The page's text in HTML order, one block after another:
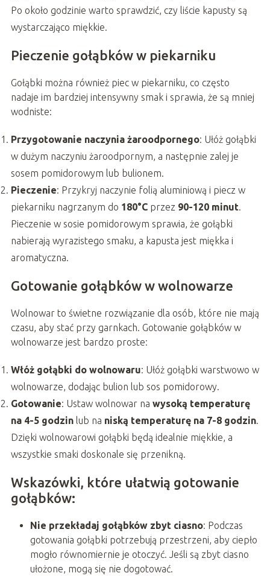
Po około godzinie warto sprawdzić, czy liście kapusty są
wystarczająco miękkie.
Pieczenie gołąbków w piekarniku
Gołąbki można również piec w piekarniku, co często
nadaje im bardziej intensywny smak i sprawia, że są mniej
wodniste:
Przygotowanie naczynia żaroodpornego: Ułóż gołąbki
w dużym naczyniu żaroodpornym, a następnie zalej je
sosem pomidorowym lub bulionem.
Pieczenie: Przykryj naczynie folią aluminiową i piecz w
piekarniku nagrzanym do 180°Cprzez 90-120 minut.
Pieczenie w sosie pomidorowym sprawia, że gołąbki
nabierają wyrazistego smaku, a kapusta jest miękka i
aromatyczna.
Gotowanie gołąbków w wolnowarze
Wolnowar to świetne rozwiązanie dla osób, które nie mają
czasu, aby stać przy garnkach. Gotowanie gołąbków w
wolnowarze jest bardzo proste:
Włóż gołąbki do wolnowaru: Ułóż gołąbki warstwowo w
wolnowarze, dodając bulion lub sos pomidorowy.
Gotowanie: Ustaw wolnowar na wysoką temperaturę
na 4-5 godzinlub na niską temperaturę na 7-8 godzin.
Dzięki wolnowarowi gołąbki będą idealnie miękkie, a
wszystkie smaki doskonale się przenikną.
Wskazówki, które ułatwią gotowanie
gołąbków:
Nie przekładaj gołąbków zbyt ciasno: Podczas
gotowania gołąbki potrzebują przestrzeni, aby ciepło
mogło równomiernie je otoczyć. Jeśli są zbyt ciasno
ułożone, mogą się nie dogotować.